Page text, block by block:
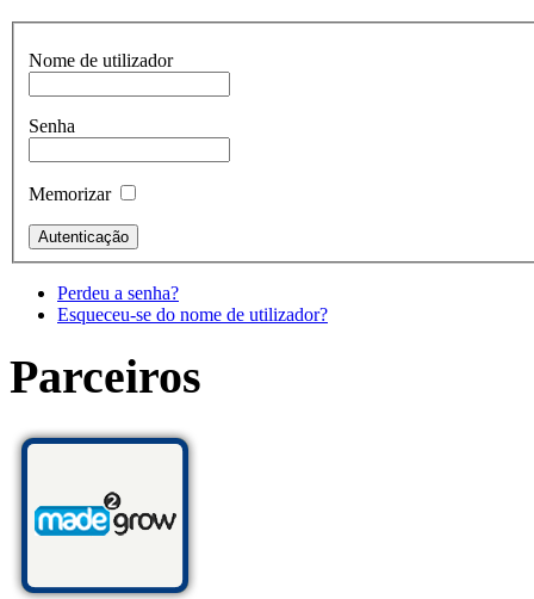
Nome de utilizador
Senha
Memorizar
Perdeu a senha?
Esqueceu-se do nome de utilizador?
Parceiros